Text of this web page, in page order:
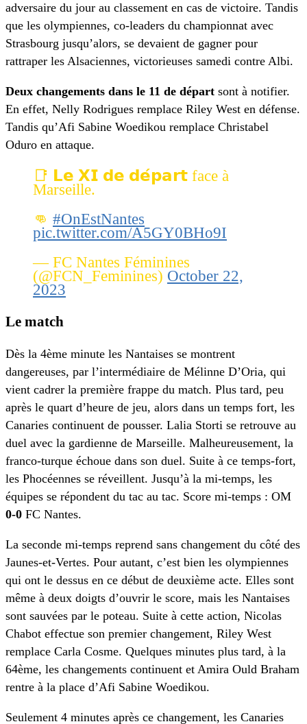
adversaire du jour au classement en cas de victoire. Tandis
que les olympiennes, co-leaders du championnat avec
Strasbourg jusqu’alors, se devaient de gagner pour
rattraper les Alsaciennes, victorieuses samedi contre Albi.
Deux changements dans le 11 de départ sont à notifier.
En effet, Nelly Rodrigues remplace Riley West en défense.
Tandis qu’Afi Sabine Woedikou remplace Christabel
Oduro en attaque.
📑 𝗟𝗲 𝗫𝗜 𝗱𝗲 𝗱𝗲́𝗽𝗮𝗿𝘁 face à
Marseille.
👊 #OnEstNantes
pic.twitter.com/A5GY0BHo9I
— FC Nantes Féminines
(@FCN_Feminines) October 22,
2023
Le match
Dès la 4ème minute les Nantaises se montrent
dangereuses, par l’intermédiaire de Mélinne D’Oria, qui
vient cadrer la première frappe du match. Plus tard, peu
après le quart d’heure de jeu, alors dans un temps fort, les
Canaries continuent de pousser. Lalia Storti se retrouve au
duel avec la gardienne de Marseille. Malheureusement, la
franco-turque échoue dans son duel. Suite à ce temps-fort,
les Phocéennes se réveillent. Jusqu’à la mi-temps, les
équipes se répondent du tac au tac. Score mi-temps : OM
0-0 FC Nantes.
La seconde mi-temps reprend sans changement du côté des
Jaunes-et-Vertes. Pour autant, c’est bien les olympiennes
qui ont le dessus en ce début de deuxième acte. Elles sont
même à deux doigts d’ouvrir le score, mais les Nantaises
sont sauvées par le poteau. Suite à cette action, Nicolas
Chabot effectue son premier changement, Riley West
remplace Carla Cosme. Quelques minutes plus tard, à la
64ème, les changements continuent et Amira Ould Braham
rentre à la place d’Afi Sabine Woedikou.
Seulement 4 minutes après ce changement, les Canaries